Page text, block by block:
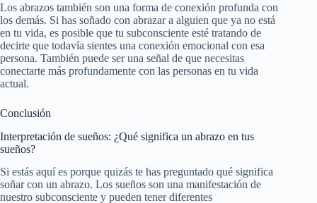
Los abrazos también son una forma de conexión profunda con
los demás. Si has soñado con abrazar a alguien que ya no está
en tu vida, es posible que tu subconsciente esté tratando de
decirte que todavía sientes una conexión emocional con esa
persona. También puede ser una señal de que necesitas
conectarte más profundamente con las personas en tu vida
actual.
Conclusión
Interpretación de sueños: ¿Qué significa un abrazo en tus
sueños?
Si estás aquí es porque quizás te has preguntado qué significa
soñar con un abrazo. Los sueños son una manifestación de
nuestro subconsciente y pueden tener diferentes